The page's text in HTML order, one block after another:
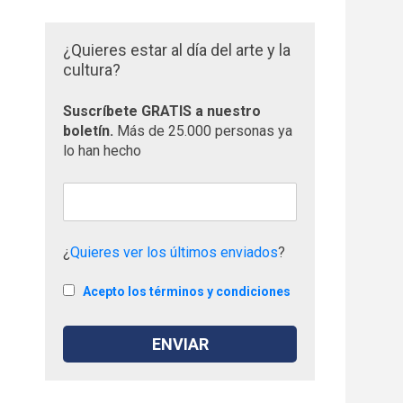
¿Quieres estar al día del arte y la
cultura?
Suscríbete GRATIS a nuestro
boletín. Más de 25.000 personas ya
lo han hecho
¿Quieres ver los últimos enviados?
Acepto los términos y condiciones